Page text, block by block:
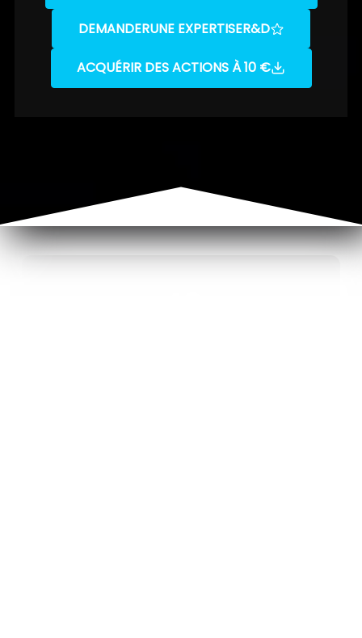
DEMANDERUNE EXPERTISER&D
ACQUÉRIR DES ACTIONS À 10 €